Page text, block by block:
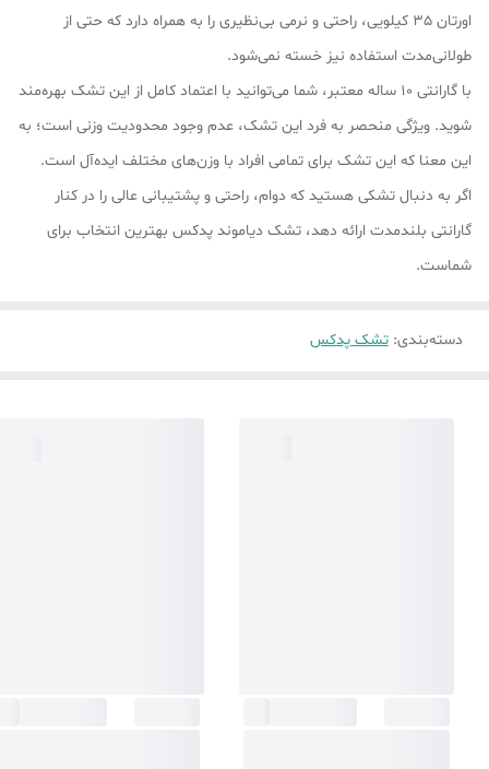
اورتان 35 کیلویی، راحتی و نرمی بی‌نظیری را به همراه دارد که حتی از
طولانی‌مدت استفاده نیز خسته نمی‌شود.
با گارانتی 10 ساله معتبر، شما می‌توانید با اعتماد کامل از این تشک بهره‌مند
شوید. ویژگی منحصر به فرد این تشک، عدم وجود محدودیت وزنی است؛ به
این معنا که این تشک برای تمامی افراد با وزن‌های مختلف ایده‌آل است.
اگر به دنبال تشکی هستید که دوام، راحتی و پشتیبانی عالی را در کنار
گارانتی بلندمدت ارائه دهد، تشک دیاموند پدکس بهترین انتخاب برای
شماست.
دسته‌بندی: تشک پدکس